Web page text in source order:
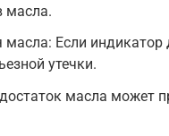
масла.
масла: Если
утечки.
масла может